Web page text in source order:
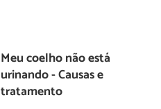
Meu coelho não está
urinando - Causas e
tratamento